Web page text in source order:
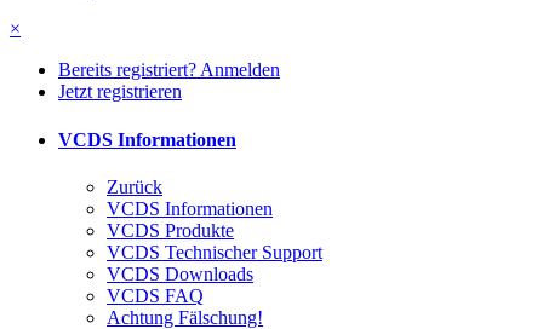
×
Bereits registriert? Anmelden
Jetzt registrieren
VCDS Informationen
Zurück
VCDS Informationen
VCDS Produkte
VCDS Technischer Support
VCDS Downloads
VCDS FAQ
Achtung Fälschung!